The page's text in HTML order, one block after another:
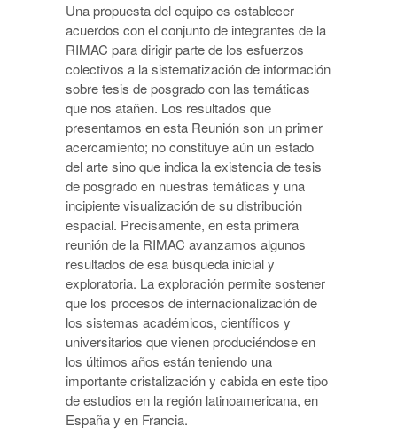
Una propuesta del equipo es establecer
acuerdos con el conjunto de integrantes de la
RIMAC para dirigir parte de los esfuerzos
colectivos a la sistematización de información
sobre tesis de posgrado con las temáticas
que nos atañen. Los resultados que
presentamos en esta Reunión son un primer
acercamiento; no constituye aún un estado
del arte sino que indica la existencia de tesis
de posgrado en nuestras temáticas y una
incipiente visualización de su distribución
espacial. Precisamente, en esta primera
reunión de la RIMAC avanzamos algunos
resultados de esa búsqueda inicial y
exploratoria. La exploración permite sostener
que los procesos de internacionalización de
los sistemas académicos, científicos y
universitarios que vienen produciéndose en
los últimos años están teniendo una
importante cristalización y cabida en este tipo
de estudios en la región latinoamericana, en
España y en Francia.